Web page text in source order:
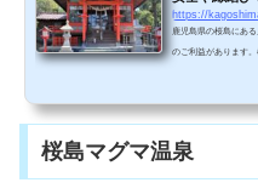
https://
鹿児島県の桜島にあ
のご利益があります
します。２００メー
桜島マグマ温泉